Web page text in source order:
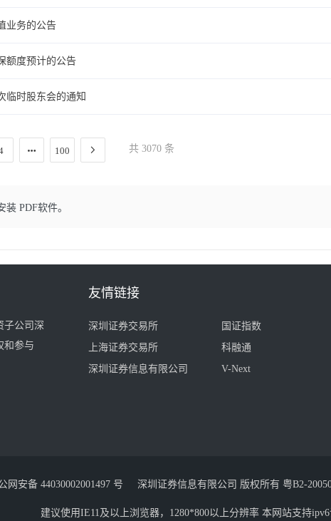
业务的公告
额度预计的公告
临时股东会的通知
100 共 3070 条
PDF软件。
子公司深
和参与
友情链接
深圳证券交易所
上海证券交易所
深圳证券信息有限公司
国证指数
科融通
V-Next
网安备 44030002001497 号 深圳证券信息有限公司 版权所有 粤B2-
建议使用IE11及以上浏览器，1280*800以上分辨率 本网站支持ipv6